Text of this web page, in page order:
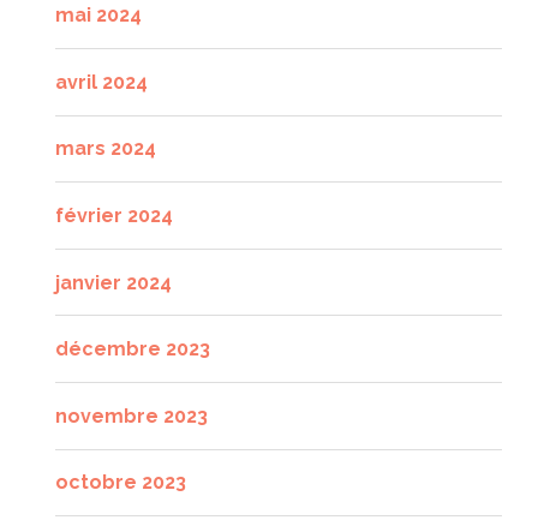
mai 2024
avril 2024
mars 2024
février 2024
janvier 2024
décembre 2023
novembre 2023
octobre 2023